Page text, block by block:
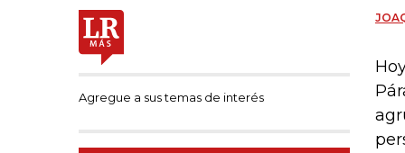
Agregue a sus temas de interés